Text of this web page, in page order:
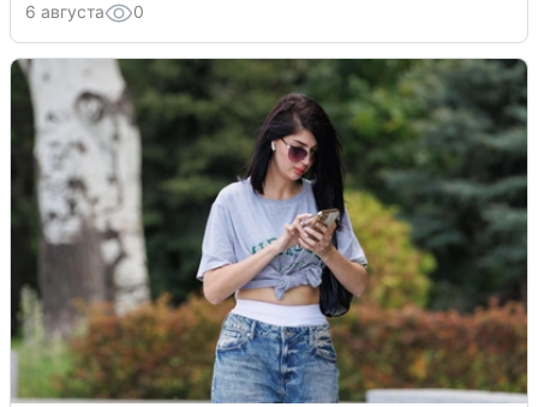
6 августа 0